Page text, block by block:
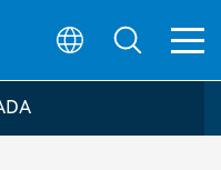
da Xunta de